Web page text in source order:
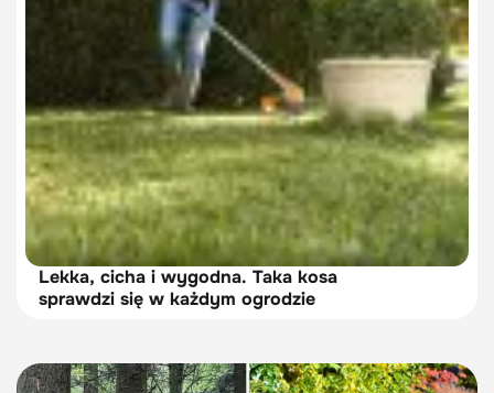
Lekka, cicha i wygodna. Taka kosa
sprawdzi się w każdym ogrodzie